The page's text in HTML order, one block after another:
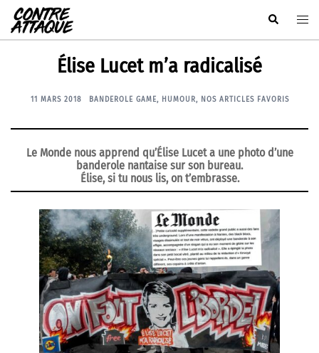
Aller
au
contenu
Rechercher
Élise Lucet m’a radicalisé
11 MARS 2018 BANDEROLE GAME, HUMOUR, NOS ARTICLES FAVORIS
Le Monde nous apprend qu’Élise Lucet a une photo d’une
banderole nantaise sur son bureau.
Élise, si tu nous lis, on t’embrasse.